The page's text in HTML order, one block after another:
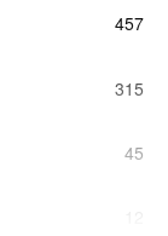
457
315
45